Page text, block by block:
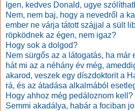
Igen, kedves Donald, ugye
Nem, nem baj, hogy a nevedről a
ember ne várja tátott szájjal a sült
röpködnek az égen, nem igaz?
Hogy sok a dolgod?
Nem sürgős az a látogatás, ha már
hát mi az a néhány év még,
akarod, veszek egy díszdoktorit a
rá, és az átadása alkalmából
Hogy ahhoz még pedáloznom kell?
Semmi akadálya, habár a fociban